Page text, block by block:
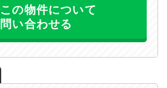
この物件について
問い合わせる